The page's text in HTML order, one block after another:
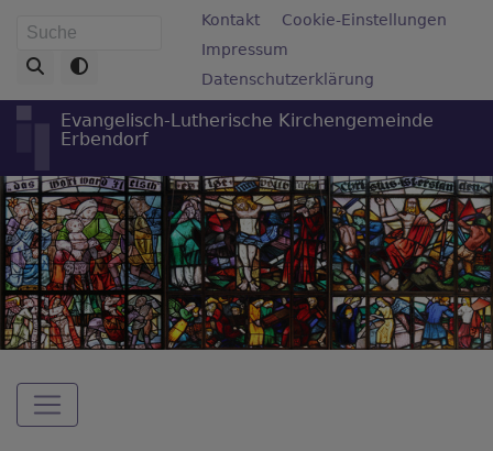
zum
Inhalt
Suche Fußbereichsmenü
Kontakt
Cookie-Einstellungen
Impressum
Datenschutzerklärung
Evangelisch-Lutherische Kirchengemeinde
Erbendorf
Hauptnavigation